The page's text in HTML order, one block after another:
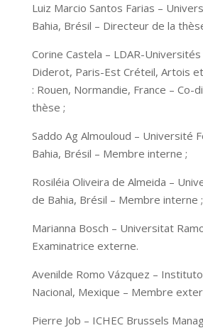
Luiz Marcio Santos Farias –
Bahia, Brésil – Directeur de la
Corine Castela – LDAR-
Diderot, Paris-Est Créteil, Artois
: Rouen, Normandie, France – Co-
thèse ;
Saddo Ag Almouloud – Université
Bahia, Brésil – Membre interne ;
Rosiléia Oliveira de Almeida –
de Bahia, Brésil – Membre interne ;
Marianna Bosch – Universitat
Examinatrice externe.
Avenilde Romo Vázquez –
Nacional, Mexique – Membre
Pierre Job – ICHEC Brussels